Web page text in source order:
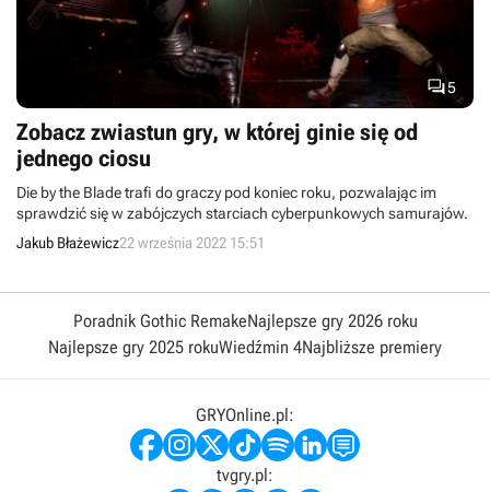
5
Zobacz zwiastun gry, w której ginie się od
jednego ciosu
Die by the Blade trafi do graczy pod koniec roku, pozwalając im
sprawdzić się w zabójczych starciach cyberpunkowych samurajów.
Jakub Błażewicz22 września 2022 15:51
Poradnik Gothic RemakeNajlepsze gry 2026 roku
Najlepsze gry 2025 rokuWiedźmin 4Najbliższe premiery
GRYOnline.pl:
tvgry.pl: